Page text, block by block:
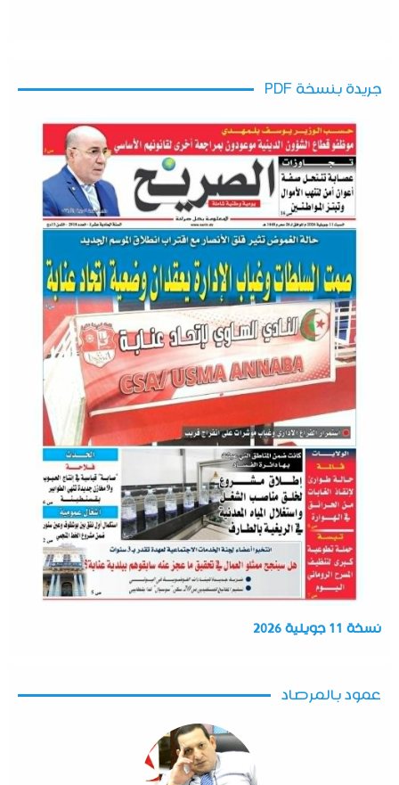
جريدة بنسخة PDF
نسخة 11 جويلية 2026
عمود بالمرصاد